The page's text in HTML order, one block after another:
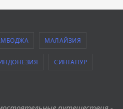
МАЛАЙЗИЯ
СИНГАПУР